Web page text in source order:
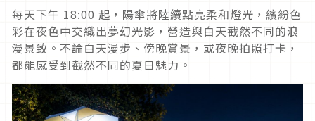
每天下午 18:00 起，陽傘將陸續點亮柔和燈光，繽紛色
彩在夜色中交織出夢幻光影，營造與白天截然不同的浪
漫景致。不論白天漫步、傍晚賞景，或夜晚拍照打卡，
都能感受到截然不同的夏日魅力。